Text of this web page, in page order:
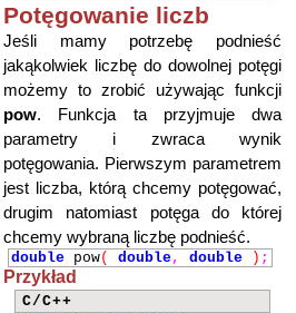
Potęgowanie liczb
Jeśli mamy potrzebę podnieść
jakąkolwiek liczbę do dowolnej potęgi
możemy to zrobić używając funkcji
pow. Funkcja ta przyjmuje dwa
parametry i zwraca wynik
potęgowania. Pierwszym parametrem
jest liczba, którą chcemy potęgować,
drugim natomiast potęga do której
chcemy wybraną liczbę podnieść.
double pow( double, double ) ;
Przykład
C/C++